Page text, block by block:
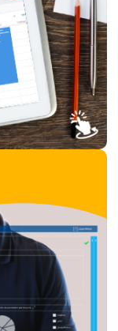
simplificar
en función
de cada
MÁS
GLOBAL
de
Search,
dentro
adjuntos,
de
búsqueda
internet.